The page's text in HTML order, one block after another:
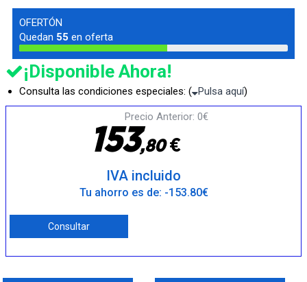
OFERTÓN
Quedan 55 en oferta
¡Disponible Ahora!
Consulta las condiciones especiales: ( Pulsa aquí)
Precio Anterior: 0€
153,80€
IVA incluido
Tu ahorro es de: -153.80€
Consultar